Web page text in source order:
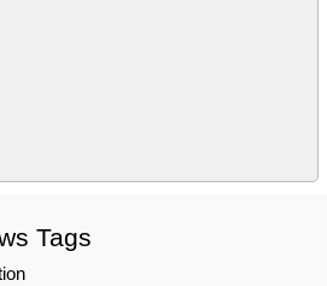
Tags